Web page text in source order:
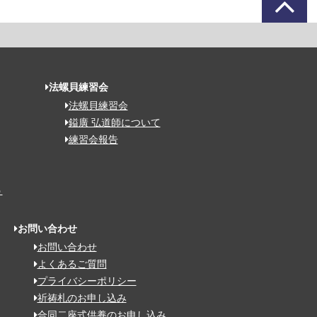
法螺貝練習会
法螺貝練習会
鎰廣 弘道師について
練習会報告
お問い合わせ
お問い合わせ
よくあるご質問
プライバシーポリシー
祈祷札のお申し込み